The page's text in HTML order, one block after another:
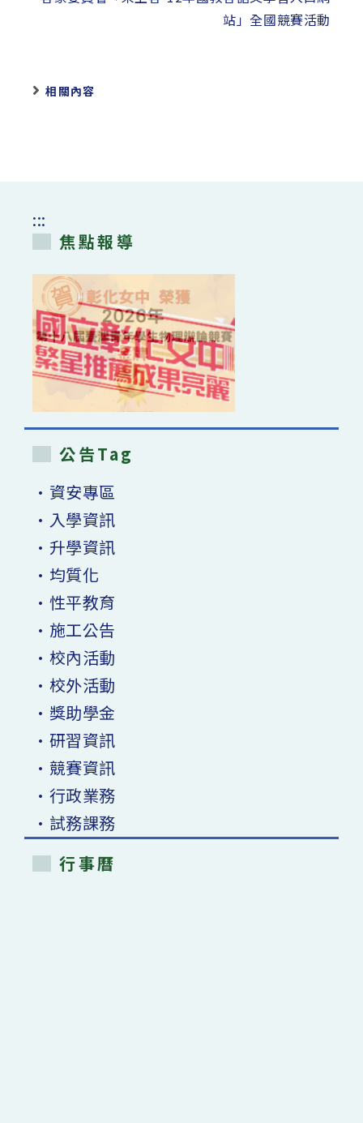
站」全國競賽活動
相關內容
:::
焦點報導
公告Tag
•資安專區
•入學資訊
•升學資訊
•均質化
•性平教育
•施工公告
•校內活動
•校外活動
•獎助學金
•研習資訊
•競賽資訊
•行政業務
•試務課務
行事曆